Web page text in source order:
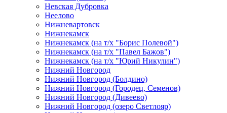
Невская Дубровка
Неелово
Нижневартовск
Нижнекамск
Нижнекамск (на т/х "Борис Полевой")
Нижнекамск (на т/х "Павел Бажов")
Нижнекамск (на т/х "Юрий Никулин")
Нижний Новгород
Нижний Новгород (Болдино)
Нижний Новгород (Городец, Семенов)
Нижний Новгород (Дивеево)
Нижний Новгород (озеро Светлояр)